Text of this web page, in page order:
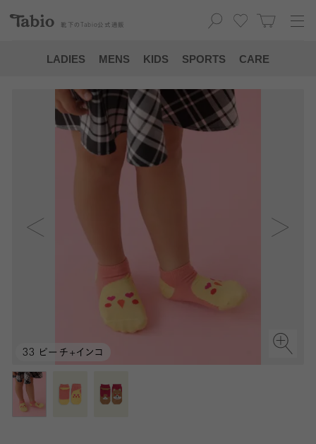
靴下の Tabio 公式通販
LADIES MENS KIDS SPORTS CARE
33 ピーチ+インコ